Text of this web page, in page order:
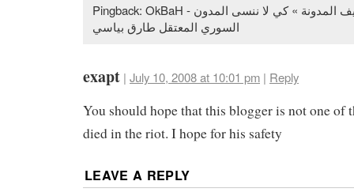
Pingback: OkBaH - متابعات عقبة » أرشيف المدونة » كي لا ننسى المدون
السوري المعتقل طارق بياسي
exapt | July 10, 2008 at 10:01 pm | Reply
You should hope that this blogger is not one of
died in the riot. I hope for his safety
LEAVE A REPLY